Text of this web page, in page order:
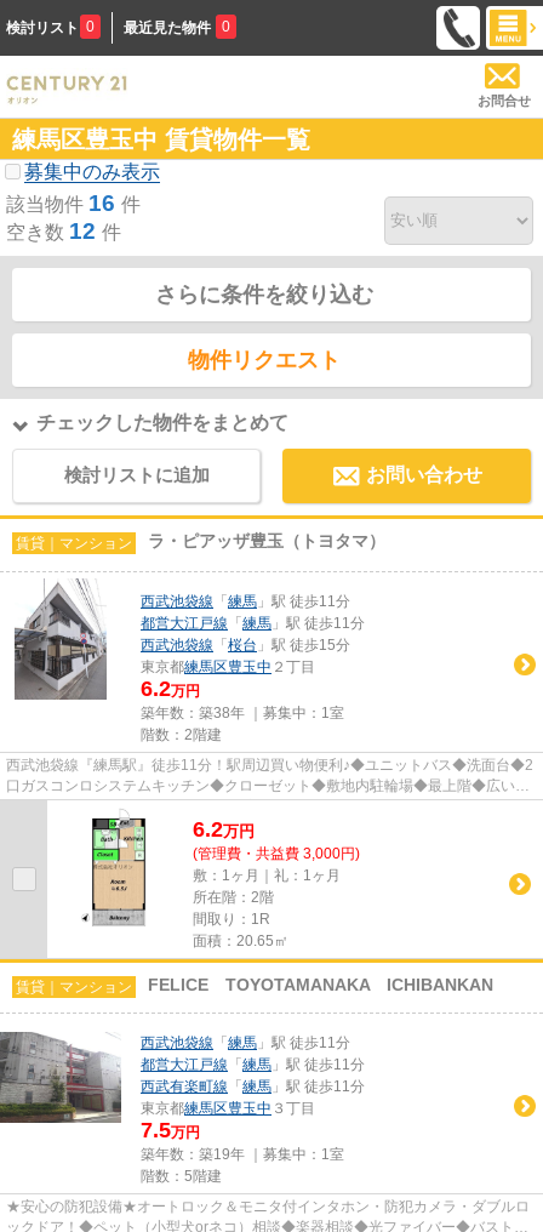
検討リスト 0 最近見た物件 0
お問合せ
練馬区豊玉中 賃貸物件一覧
募集中のみ表示
該当物件 16 件
空き数 12 件
さらに条件を絞り込む
物件リクエスト
チェックした物件をまとめて
検討リストに追加 お問い合わせ
賃貸｜マンション ラ・ピアッザ豊玉（トヨタマ）
西武池袋線 「 練馬 」駅 徒歩11分
都営大江戸線 「 練馬 」駅 徒歩11分
西武池袋線 「 桜台 」駅 徒歩15分
東京都練馬区豊玉中 ２丁目
6.2万円
築年数：築38年 ｜募集中： 1室
階数：2階建
西武池袋線『練馬駅』徒歩11分！駅周辺買い物便利♪◆ユニットバス◆洗面台◆2
口ガスコンロシステムキッチン◆クローゼット◆敷地内駐輪場◆最上階◆広いバ
ルコニー◆24時間サービス 他 ※遠方...
6.2万円
(管理費・共益費 3,000円)
敷：1ヶ月｜礼：1ヶ月
所在階：2階
間取り：1R
面積：20.65㎡
賃貸｜マンション FELICE TOYOTAMANAKA ICHIBANKAN
西武池袋線 「 練馬 」駅 徒歩11分
都営大江戸線 「 練馬 」駅 徒歩11分
西武有楽町線 「 練馬 」駅 徒歩11分
東京都練馬区豊玉中 ３丁目
7.5万円
築年数：築19年 ｜募集中： 1室
階数：5階建
★安心の防犯設備★オートロック＆モニタ付インタホン・防犯カメラ・ダブルロ
ックドア！◆ペット（小型犬orネコ）相談◆楽器相談◆光ファイバー◆バストイ